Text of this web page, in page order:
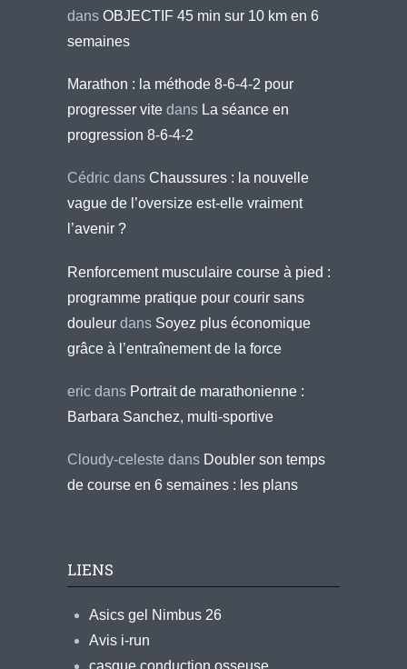
dans OBJECTIF 45 min sur 10 km en 6
semaines
Marathon : la méthode 8-6-4-2 pour
progresser vite dans La séance en
progression 8-6-4-2
Cédric dans Chaussures : la nouvelle
vague de l’oversize est-elle vraiment
l’avenir ?
Renforcement musculaire course à pied :
programme pratique pour courir sans
douleur dans Soyez plus économique
grâce à l’entraînement de la force
eric dans Portrait de marathonienne :
Barbara Sanchez, multi-sportive
Cloudy-celeste dans Doubler son temps
de course en 6 semaines : les plans
LIENS
Asics gel Nimbus 26
Avis i-run